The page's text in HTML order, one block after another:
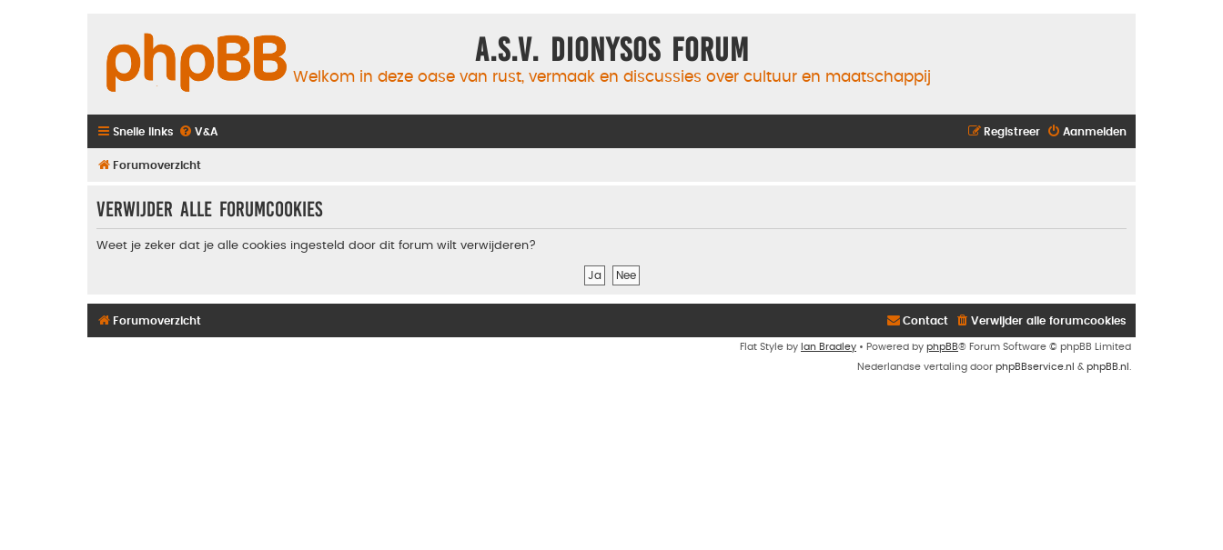
A.S.V. Dionysos Forum
Welkom in deze oase van rust, vermaak en discussies over cultuur en maatschappij
Snelle links V&A Aanmelden
Registreer
Forumoverzicht
Verwijder alle forumcookies
Weet je zeker dat je alle cookies ingesteld door dit forum wilt verwijderen?
Forumoverzicht Verwijder alle forumcookies
Contact
Flat Style by Ian Bradley • Powered by phpBB® Forum Software © phpBB Limited
Nederlandse vertaling door phpBBservice.nl & phpBB.nl .